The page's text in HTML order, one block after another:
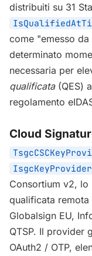
distribuiti su 31
come "emesso
determinato
necessaria per
qualificata(QES)
regolamento
Cloud
IsgcKeyProvider
Consortium v2,
qualificata
Globalsign EU,
QTSP. Il provider
OAuth2 / OTP,